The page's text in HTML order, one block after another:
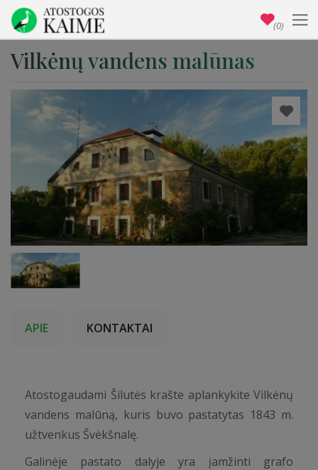
Vilkėnų vandens malūnas
APIE KONTAKTAI
Atostogaudami Šilutės krašte aplankykite Vilkėnų
vandens malūną, kuris buvo pastatytas 1843 m.
užtvenkus Švėkšnalę.
Galinėje pastato dalyje yra įamžinti grafo
(0)